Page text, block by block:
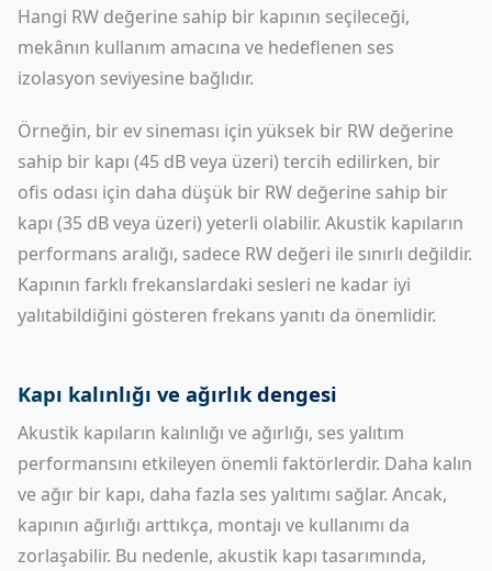
Hangi RW değerine sahip bir kapının seçileceği,
mekânın kullanım amacına ve hedeflenen ses
izolasyon seviyesine bağlıdır.
Örneğin, bir ev sineması için yüksek bir RW değerine
sahip bir kapı (45 dB veya üzeri) tercih edilirken, bir
ofis odası için daha düşük bir RW değerine sahip bir
kapı (35 dB veya üzeri) yeterli olabilir. Akustik kapıların
performans aralığı, sadece RW değeri ile sınırlı değildir.
Kapının farklı frekanslardaki sesleri ne kadar iyi
yalıtabildiğini gösteren frekans yanıtı da önemlidir.
Kapı kalınlığı ve ağırlık dengesi
Akustik kapıların kalınlığı ve ağırlığı, ses yalıtım
performansını etkileyen önemli faktörlerdir. Daha kalın
ve ağır bir kapı, daha fazla ses yalıtımı sağlar. Ancak,
kapının ağırlığı arttıkça, montajı ve kullanımı da
zorlaşabilir. Bu nedenle, akustik kapı tasarımında,